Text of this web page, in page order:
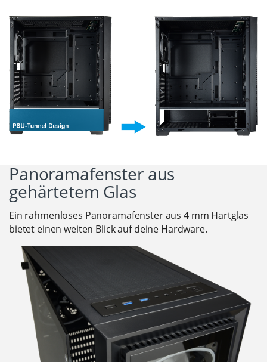
Panoramafenster aus
gehärtetem Glas
Ein rahmenloses Panoramafenster aus 4 mm Hartglas
bietet einen weiten Blick auf deine Hardware.